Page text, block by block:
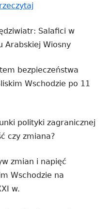
się
w
oknie
Salafici w
Arabskiej Wiosny
bezpieczeństwa
Wschodzie po 11
polityki zagranicznej
czy zmiana?
zmian i napięć
Wschodzie na
w.